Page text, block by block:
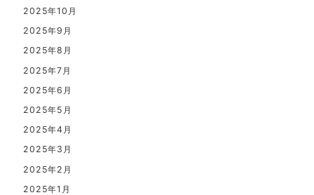
2025年10月
2025年9月
2025年8月
2025年7月
2025年6月
2025年5月
2025年4月
2025年3月
2025年2月
2025年1月